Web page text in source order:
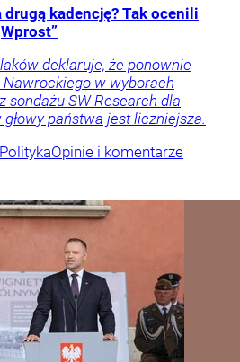
kadencję? Tak ocenili
deklaruje, że ponownie
Nawrockiego w wyborach
SW Research dla
głowy państwa jest liczniejsza.
PolitykaOpinie i komentarze